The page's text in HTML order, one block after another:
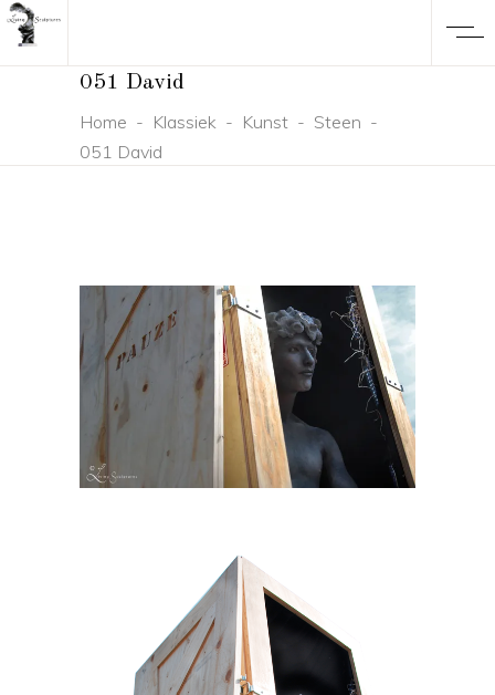
051 David
Home - Klassiek- Kunst- Steen -
051 David